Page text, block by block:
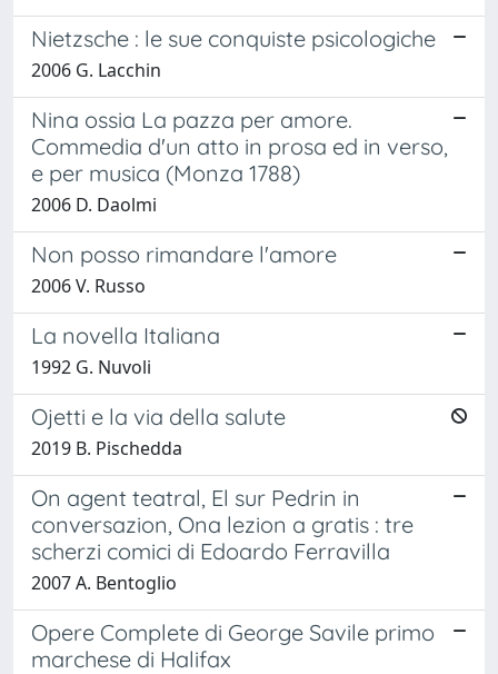
Nietzsche : le sue conquiste psicologiche
2006 G. Lacchin
Nina ossia La pazza per amore.
Commedia d'un atto in prosa ed in verso,
e per musica (Monza 1788)
2006 D. Daolmi
Non posso rimandare l'amore
2006 V. Russo
La novella Italiana
1992 G. Nuvoli
Ojetti e la via della salute
2019 B. Pischedda
On agent teatral, El sur Pedrin in
conversazion, Ona lezion a gratis : tre
scherzi comici di Edoardo Ferravilla
2007 A. Bentoglio
Opere Complete di George Savile primo
marchese di Halifax